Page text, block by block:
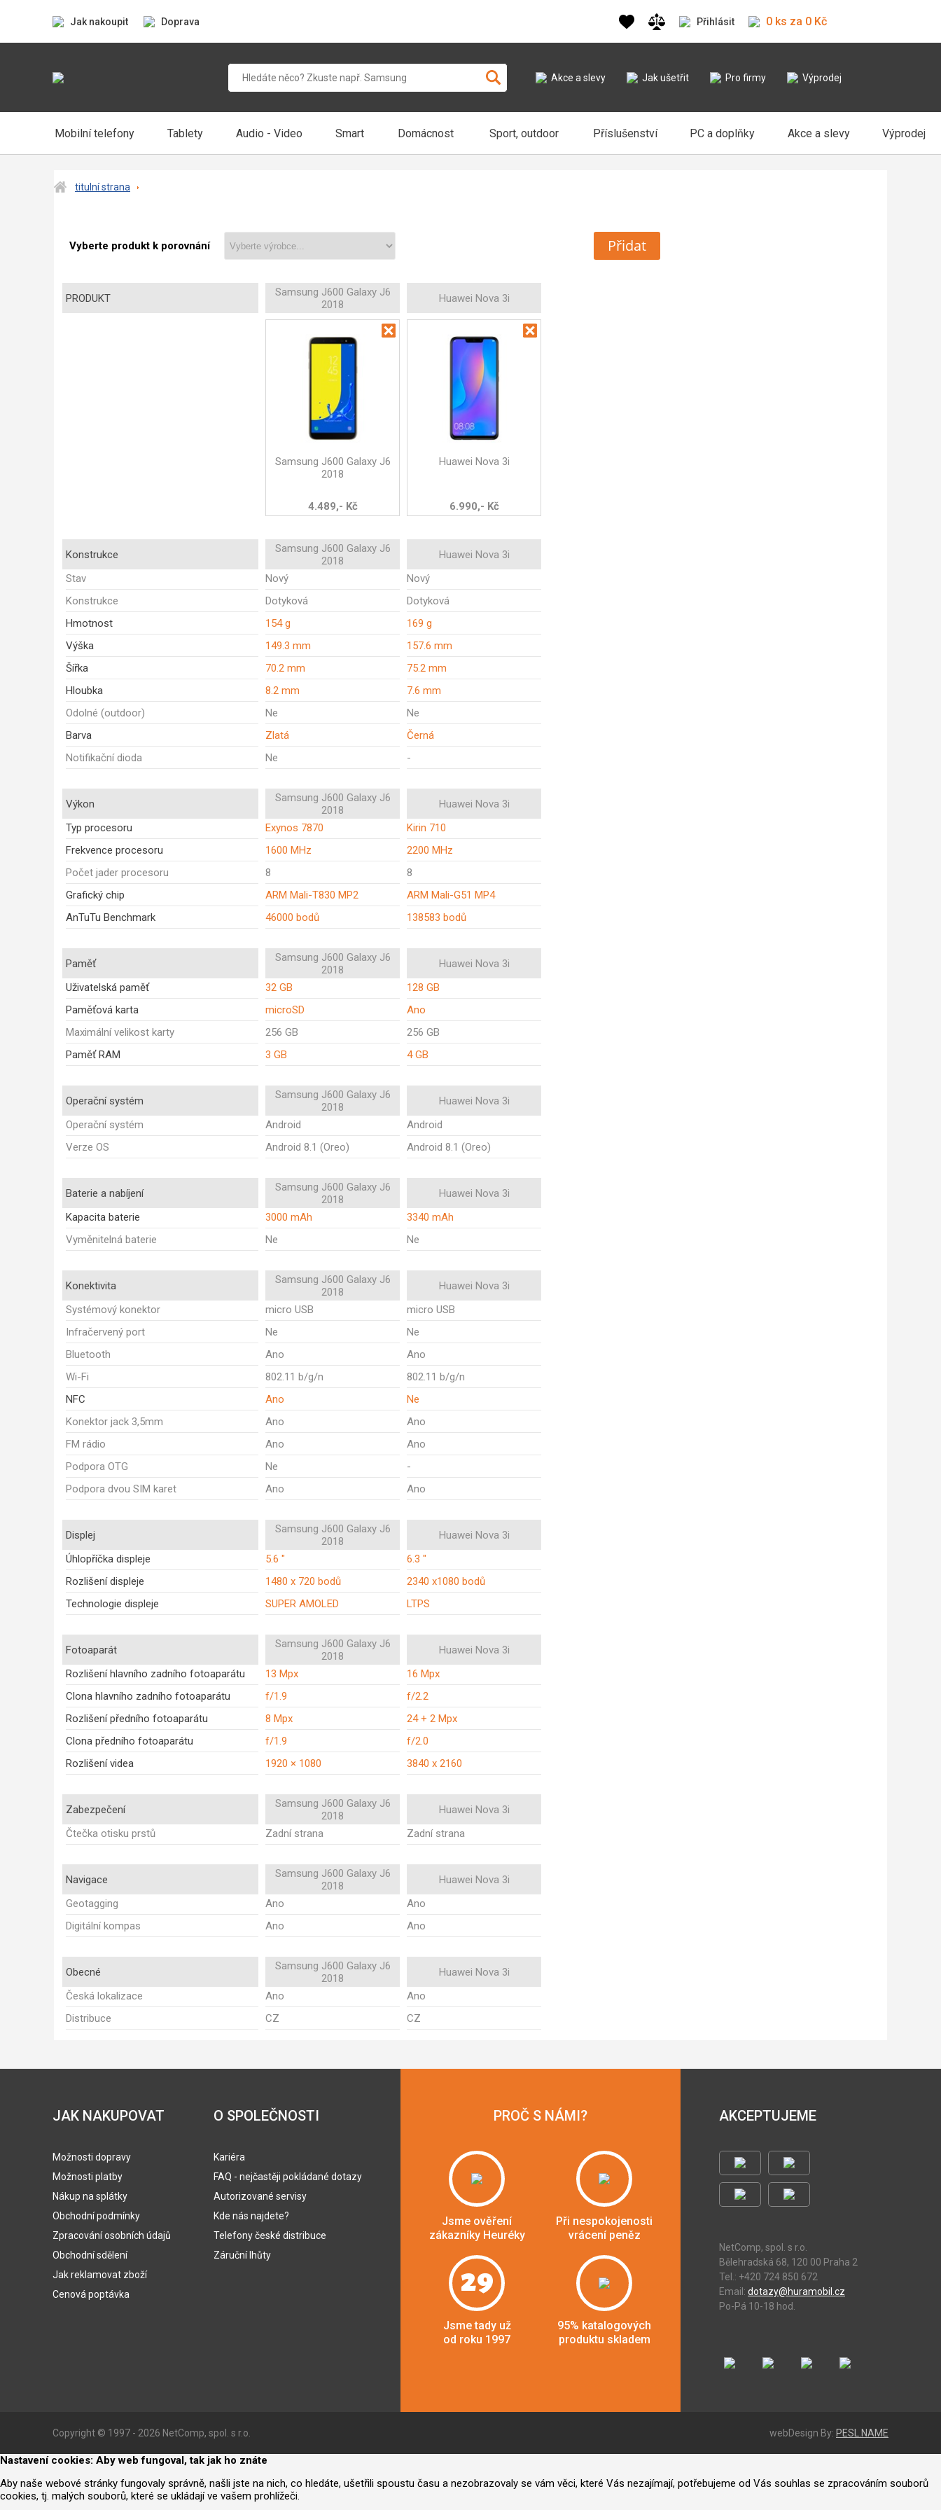
Jak nakoupit Doprava Přihlásit 0 ks za 0 Kč
Akce a slevy Jak ušetřit Pro firmy Výprodej
Mobilní telefony Tablety Audio - Video Smart Domácnost Sport, outdoor Příslušenství PC a doplňky Akce a slevy Výprodej
titulní strana
Vyberte produkt k porovnání Přidat
PRODUKT
Samsung J600 Galaxy J6
2018
Huawei Nova 3i
Samsung J600 Galaxy J6
2018
4.489,- Kč
Huawei Nova 3i
6.990,- Kč
Konstrukce
Samsung J600 Galaxy J6
2018
Huawei Nova 3i
Stav
Nový
Nový
Konstrukce
Dotyková
Dotyková
Hmotnost
154 g
169 g
Výška
149.3 mm
157.6 mm
Šířka
70.2 mm
75.2 mm
Hloubka
8.2 mm
7.6 mm
Odolné (outdoor)
Ne
Ne
Barva
Zlatá
Černá
Notifikační dioda
Ne -
Výkon
Samsung J600 Galaxy J6
2018
Huawei Nova 3i
Typ procesoru
Exynos 7870
Kirin 710
Frekvence procesoru
1600 MHz
2200 MHz
Počet jader procesoru
8
8
Grafický chip
ARM Mali-T830 MP2
ARM Mali-G51 MP4
AnTuTu Benchmark
46000 bodů 138583 bodů
Paměť
Samsung J600 Galaxy J6
2018
Huawei Nova 3i
Uživatelská paměť
32 GB
128 GB
Paměťová karta
microSD
Ano
Maximální velikost karty
256 GB
256 GB
Paměť RAM
3 GB 4 GB
Operační systém
Samsung J600 Galaxy J6
2018
Huawei Nova 3i
Operační systém
Android
Android
Verze OS
Android 8.1 (Oreo) Android 8.1 (Oreo)
Baterie a nabíjení
Samsung J600 Galaxy J6
2018
Huawei Nova 3i
Kapacita baterie
3000 mAh
3340 mAh
Vyměnitelná baterie
Ne Ne
Konektivita
Samsung J600 Galaxy J6
2018
Huawei Nova 3i
Systémový konektor
micro USB
micro USB
Infračervený port
Ne
Ne
Bluetooth
Ano
Ano
Wi-Fi
802.11 b/g/n
802.11 b/g/n
NFC
Ano
Ne
Konektor jack 3,5mm
Ano
Ano
FM rádio
Ano
Ano
Podpora OTG
Ne
-
Podpora dvou SIM karet
Ano Ano
Displej
Samsung J600 Galaxy J6
2018
Huawei Nova 3i
Úhlopříčka displeje
5.6 "
6.3 "
Rozlišení displeje
1480 x 720 bodů
2340 x1080 bodů
Technologie displeje
SUPER AMOLED LTPS
Fotoaparát
Samsung J600 Galaxy J6
2018
Huawei Nova 3i
Rozlišení hlavního zadního fotoaparátu
13 Mpx
16 Mpx
Clona hlavního zadního fotoaparátu
f/1.9
f/2.2
Rozlišení předního fotoaparátu
8 Mpx
24 + 2 Mpx
Clona předního fotoaparátu
f/1.9
f/2.0
Rozlišení videa
1920 × 1080 3840 x 2160
Zabezpečení
Samsung J600 Galaxy J6
2018
Huawei Nova 3i
Čtečka otisku prstů
Zadní strana Zadní strana
Navigace
Samsung J600 Galaxy J6
2018
Huawei Nova 3i
Geotagging
Ano
Ano
Digitální kompas
Ano Ano
Obecné
Samsung J600 Galaxy J6
2018
Huawei Nova 3i
Česká lokalizace
Ano
Ano
Distribuce
CZ CZ
JAK NAKUPOVAT
Možnosti dopravy
Možnosti platby
Nákup na splátky
Obchodní podmínky
Zpracování osobních údajů
Obchodní sdělení
Jak reklamovat zboží
Cenová poptávka
O SPOLEČNOSTI
Kariéra
FAQ - nejčastěji pokládané dotazy
Autorizované servisy
Kde nás najdete?
Telefony české distribuce
Záruční lhůty
PROČ S NÁMI?
Jsme ověření
zákazníky Heuréky
Při nespokojenosti
vrácení peněz
29
Jsme tady už
od roku 1997
95% katalogových
produktu skladem
AKCEPTUJEME
NetComp, spol. s r.o.
Bělehradská 68, 120 00 Praha 2
Tel.: +420 724 850 672
Email: dotazy@huramobil.cz
Po-Pá 10-18 hod.
Copyright © 1997 - 2026 NetComp, spol. s r.o. webDesign By: PESL.NAME
Nastavení cookies: Aby web fungoval, tak jak ho znáte
Aby naše webové stránky fungovaly správně, našli jste na nich, co hledáte, ušetřili spoustu času a nezobrazovaly se vám věci, které Vás nezajímají, potřebujeme od Vás souhlas se zpracováním souborů
cookies, tj. malých souborů, které se ukládají ve vašem prohlížeči.